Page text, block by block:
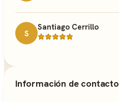
S
Santiago Cerrillo
Información de contacto